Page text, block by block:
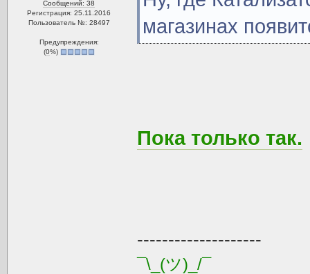
Сообщений: 38
Регистрация: 25.11.2016
Пользователь №: 28497
Предупреждения:
(0%)
магазинах
Пока только так.
--------------------
¯\_(ツ)_/¯